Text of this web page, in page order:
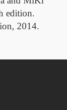
edition.
2014.